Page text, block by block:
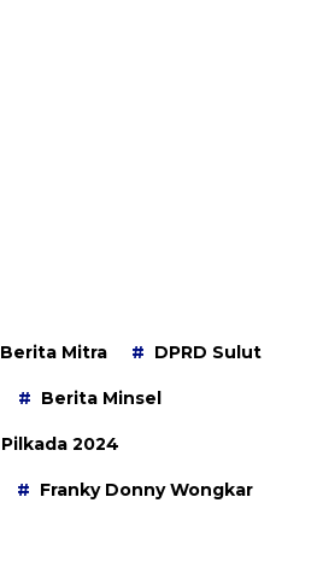
Berita Mitra DPRD Sulut
Berita Minsel
Pilkada 2024
Franky Donny Wongkar